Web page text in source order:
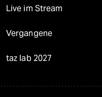
Live im Stream
Vergangene
taz lab 2027